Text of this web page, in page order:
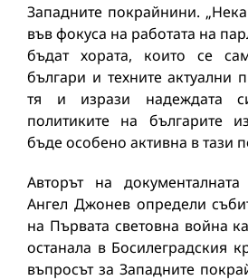
Западните покрайнини.
във фокуса на работата на
бъдат хората, които се
българи и техните актуални
тя и изрази надеждата
политиките на българите
бъде особено активна в тази
Авторът на
Ангел Джонев определи
на Първата световна война
останала в Босилеградския
въпросът за Западните